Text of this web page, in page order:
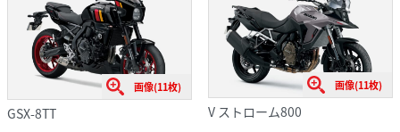
画像(11枚)
GSX-8TT
画像(11枚)
V ストローム800